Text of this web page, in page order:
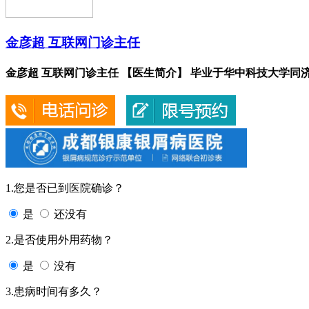
金彦超 互联网门诊主任
金彦超 互联网门诊主任 【医生简介】 毕业于华中科技大学同
1.您是否已到医院确诊？
是 还没有
2.是否使用外用药物？
是 没有
3.患病时间有多久？